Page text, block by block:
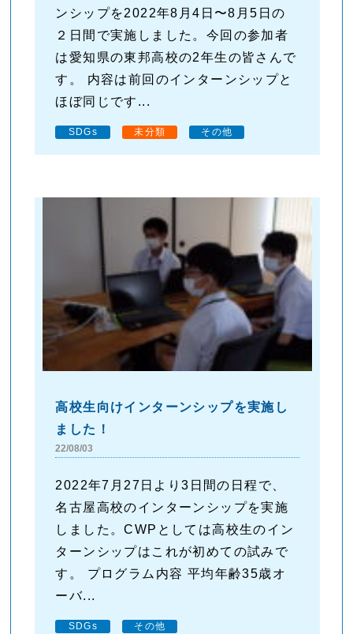
ンシップを2022年8月4日〜8月5日の
２日間で実施しました。今回の参加者
は愛知県の東邦高校の2年生の皆さんで
す。 内容は前回のインターンシップと
ほぼ同じです...
SDGs 未分類 その他
高校生向けインターンシップを実施し
ました！
22/08/03
2022年7月27日より3日間の日程で、
名古屋高校のインターンシップを実施
しました。CWPとしては高校生のイン
ターンシップはこれが初めての試みで
す。 プログラム内容 平均年齢35歳オ
ーバ...
SDGs その他